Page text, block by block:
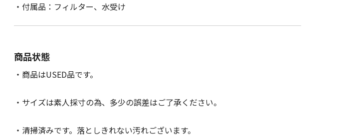
・付属品：フィルター、水受け
商品状態
・商品はUSED品です。
・サイズは素人採寸の為、多少の誤差はご了承ください。
・清掃済みです。落としきれない汚れございます。